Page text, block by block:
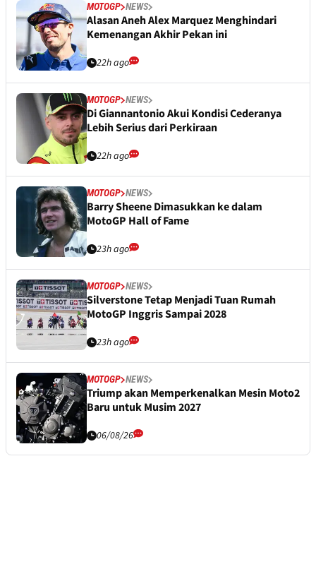
MOTOGP NEWS
Alasan Aneh Alex Marquez Menghindari
Kemenangan Akhir Pekan ini
22h ago
MOTOGP NEWS
Di Giannantonio Akui Kondisi Cederanya
Lebih Serius dari Perkiraan
22h ago
MOTOGP NEWS
Barry Sheene Dimasukkan ke dalam
MotoGP Hall of Fame
23h ago
MOTOGP NEWS
Silverstone Tetap Menjadi Tuan Rumah
MotoGP Inggris Sampai 2028
23h ago
MOTOGP NEWS
Triump akan Memperkenalkan Mesin Moto2
Baru untuk Musim 2027
06/08/26